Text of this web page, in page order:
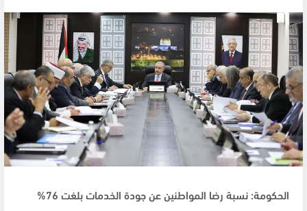
الحكومة: نسبة رضا المواطنين عن جودة الخدمات بلغت 76%